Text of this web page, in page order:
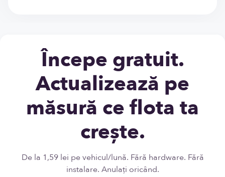
Începe gratuit.
Actualizează pe
măsură ce flota ta
crește.
De la 1,59 lei pe vehicul/lună. Fără hardware. Fără
instalare. Anulați oricând.